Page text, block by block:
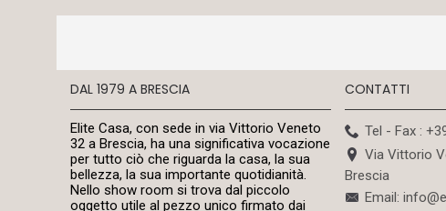
DAL 1979 A BRESCIA
Elite Casa, con sede in via Vittorio Veneto
32 a Brescia, ha una significativa vocazione
per tutto ciò che riguarda la casa, la sua
bellezza, la sua importante quotidianità.
Nello show room si trova dal piccolo
oggetto utile al pezzo unico firmato dai
CONTATTI
Tel - Fax :
Via Vittorio
Brescia
Email: